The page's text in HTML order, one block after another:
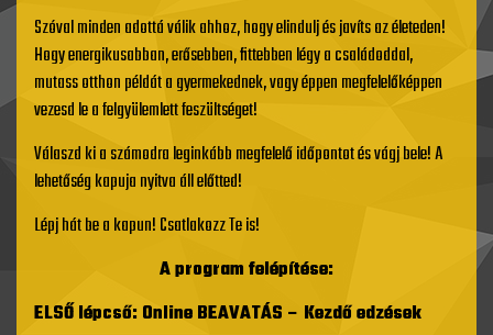
Szóval minden adottá válik ahhoz, hogy elindulj és javíts az életeden!
Hogy energikusabban, erősebben, fittebben légy a családoddal,
mutass otthon példát a gyermekednek, vagy éppen megfelelőképpen
vezesd le a felgyülemlett feszültséget!
Válaszd ki a számodra leginkább megfelelő időpontot és vágj bele! A
lehetőség kapuja nyitva áll előtted!
Lépj hát be a kapun! Csatlakozz Te is!
A program felépítése:
ELSŐ lépcső: Online BEAVATÁS – Kezdő edzések